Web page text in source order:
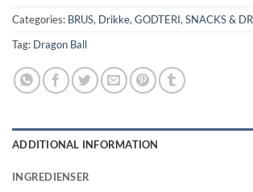
Categories: BRUS, Drikke, GODTERI, SNACKS &
Tag: Dragon Ball
ADDITIONAL INFORMATION
INGREDIENSER